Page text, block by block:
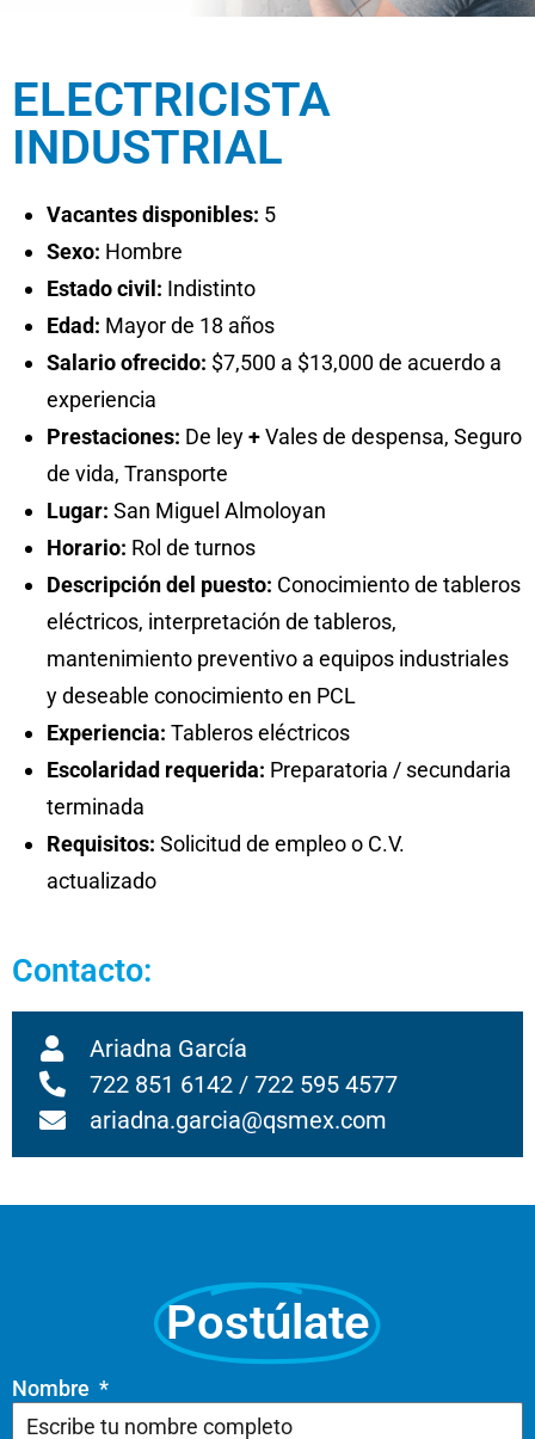
ELECTRICISTA
INDUSTRIAL
Vacantes disponibles: 5
Sexo: Hombre
Estado civil: Indistinto
Edad: Mayor de 18 años
Salario ofrecido: $7,500 a $13,000 de acuerdo a
experiencia
Prestaciones: De ley+Vales de despensa, Seguro
de vida, Transporte
Lugar: San Miguel Almoloyan
Horario: Rol de turnos
Descripción del puesto: Conocimiento de tableros
eléctricos, interpretación de tableros,
mantenimiento preventivo a equipos industriales
y deseable conocimiento en PCL
Experiencia: Tableros eléctricos
Escolaridad requerida: Preparatoria / secundaria
terminada
Requisitos: Solicitud de empleo o C.V.
actualizado
Contacto:
Ariadna García
722 851 6142 / 722 595 4577
ariadna.garcia@qsmex.com
Postúlate
Nombre